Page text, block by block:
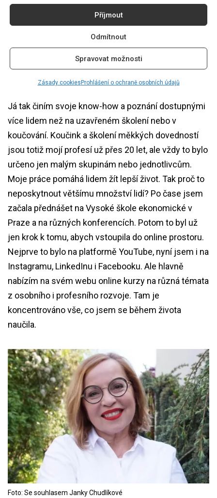
Příjmout
Odmítnout
Spravovat možnosti
Zásady cookiesProhlášení o ochraně osobních údajů
na sebe – na to, kdo jsem a kdo chci být.
K tvorbě obsahu na sociální sítě vás přivedla vaše
dcera Anežka, která v digitálním světě vystupuje
jako Not So Funny Any. Co vás přesvědčilo v této
tvorbě pokračovat?
Já tak činím svoje know-how a poznání dostupnými
více lidem než na uzavřeném školení nebo v
koučování. Koučink a školení měkkých dovedností
jsou totiž mojí profesí už přes 20 let, ale vždy to bylo
určeno jen malým skupinám nebo jednotlivcům.
Moje práce pomáhá lidem žít lepší život. Tak proč to
neposkytnout většímu množství lidí? Po čase jsem
začala přednášet na Vysoké škole ekonomické v
Praze a na různých konferencích. Potom to byl už
jen krok k tomu, abych vstoupila do online prostoru.
Nejprve to bylo na platformě YouTube, nyní jsem i na
Instagramu, LinkedInu i Facebooku. Ale hlavně
nabízím na svém webu online kurzy na různá témata
z osobního i profesního rozvoje. Tam je
koncentrováno vše, co jsem se během života
naučila.
Foto: Se souhlasem Janky Chudlíkové